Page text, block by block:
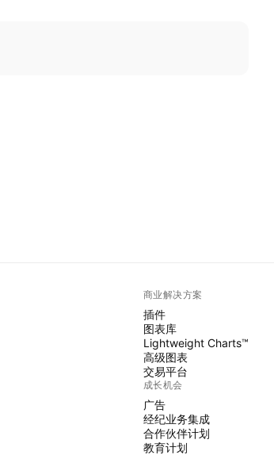
商业解决方案
插件
图表库
Lightweight Charts™
高级图表
交易平台
成长机会
广告
经纪业务集成
合作伙伴计划
教育计划